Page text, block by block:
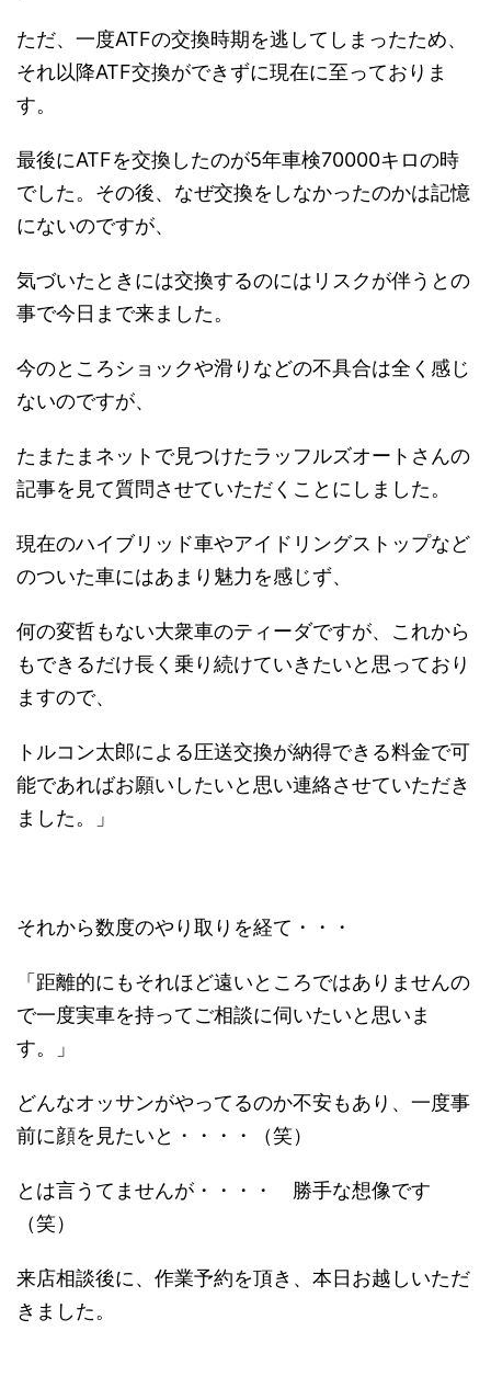
ただ、一度ATFの交換時期を逃してしまったため、
それ以降ATF交換ができずに現在に至っておりま
す。
最後にATFを交換したのが5年車検70000キロの時
でした。その後、なぜ交換をしなかったのかは記憶
にないのですが、
気づいたときには交換するのにはリスクが伴うとの
事で今日まで来ました。
今のところショックや滑りなどの不具合は全く感じ
ないのですが、
たまたまネットで見つけたラッフルズオートさんの
記事を見て質問させていただくことにしました。
現在のハイブリッド車やアイドリングストップなど
のついた車にはあまり魅力を感じず、
何の変哲もない大衆車のティーダですが、これから
もできるだけ長く乗り続けていきたいと思っており
ますので、
トルコン太郎による圧送交換が納得できる料金で可
能であればお願いしたいと思い連絡させていただき
ました。」
それから数度のやり取りを経て・・・
「距離的にもそれほど遠いところではありませんの
で一度実車を持ってご相談に伺いたいと思いま
す。」
どんなオッサンがやってるのか不安もあり、一度事
前に顔を見たいと・・・・（笑）
とは言うてませんが・・・・ 勝手な想像です
（笑）
来店相談後に、作業予約を頂き、本日お越しいただ
きました。